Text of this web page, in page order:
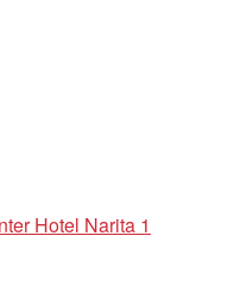
Hotel Narita 1